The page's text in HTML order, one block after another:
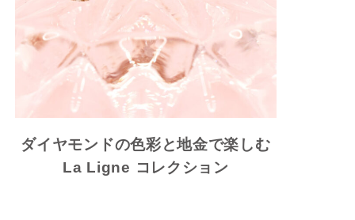
ダイヤモンドの色彩と地金で楽しむ
La Ligne コレクション